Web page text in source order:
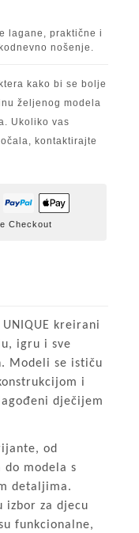
lagane, praktične i
nošenje.
kako bi se bolje
željenog modela
Ukoliko vas
kontaktirajte
Checkout
kreirani
igru i sve
Modeli se ističu
i
dječijem
od
modela s
detaljima.
izbor za djecu
funkcionalne,